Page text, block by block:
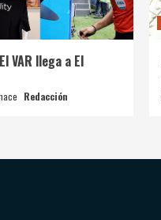
VAR llega a El
Redacción